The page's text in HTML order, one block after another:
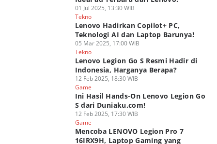
01 Jul 2025, 13:30 WIB
Tekno
Lenovo Hadirkan Copilot+ PC,
Teknologi AI dan Laptop Barunya!
05 Mar 2025, 17:00 WIB
Tekno
Lenovo Legion Go S Resmi Hadir di
Indonesia, Harganya Berapa?
12 Feb 2025, 18:30 WIB
Game
Ini Hasil Hands-On Lenovo Legion Go
S dari Duniaku.com!
12 Feb 2025, 17:30 WIB
Game
Mencoba LENOVO Legion Pro 7
16IRX9H, Laptop Gaming yang